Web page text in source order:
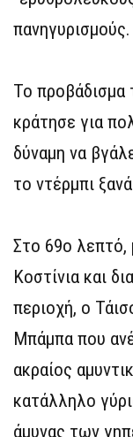
πανηγυρισμούς.
Το προβάδισμα
κράτησε για
δύναμη να
το ντέρμπι
Στο 69ο λεπτό,
Κοστίνια και
περιοχή, ο
Μπάμπα που
ακραίος
κατάλληλο
άμυνας των